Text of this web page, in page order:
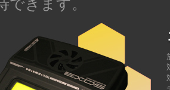
できます。